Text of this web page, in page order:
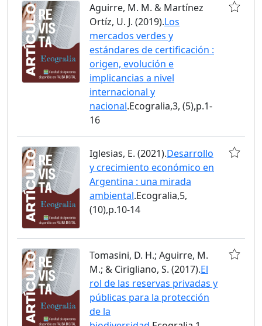
Aguirre, M. M. & Martínez
Ortíz, U. J. (2019).Los
mercados verdes y
estándares de certificación :
origen, evolución e
implicancias a nivel
internacional y
nacional.Ecogralia,3, (5),p.1-
16
Iglesias, E. (2021).Desarrollo
y crecimiento económico en
Argentina : una mirada
ambiental.Ecogralia,5,
(10),p.10-14
Tomasini, D. H.; Aguirre, M.
M.; & Cirigliano, S. (2017).El
rol de las reservas privadas y
públicas para la protección
de la